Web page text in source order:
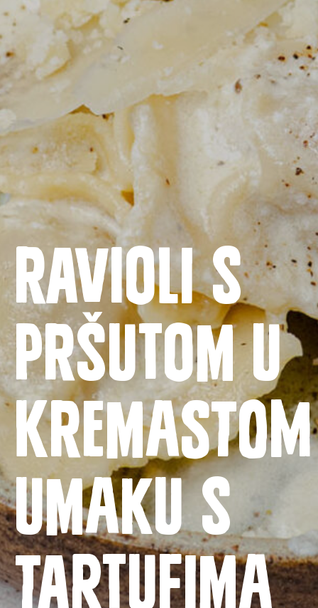
Naslovnica
Proizvodi
Recepti
Priča o ABC siru
Novosti
Ravioli s
pršutom u
kremastom
umaku s
tartufima